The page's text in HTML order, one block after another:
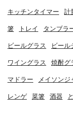
キッチンタイマー 計
箸 トレイ タンブラ
ビールグラス ビール
ワイングラス 焼酎グ
マドラー メイソンジ
レンゲ 菜箸 酒器